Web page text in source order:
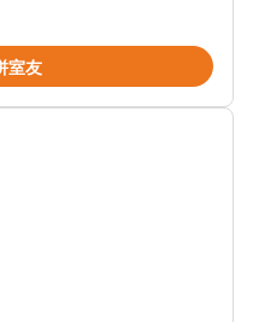
室友